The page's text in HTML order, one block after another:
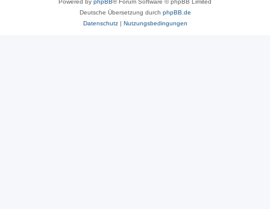
Powered by phpBB® Forum Software © phpBB Limited
Deutsche Übersetzung durch phpBB.de
Datenschutz| Nutzungsbedingungen